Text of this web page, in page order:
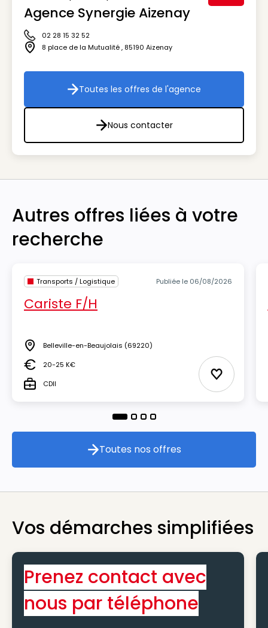
Agence Synergie Aizenay
Icône téléphone
02 28 15 32 52
Icône adresse
8 place de la Mutualité, 85190 Aizenay
Toutes les offres de l'agence
Toutes les offres de l'agence
Nous contacter
Nous contacter
Autres offres liées à votre
recherche
Transports / Logistique Publiée le 06/08/2026
Cariste F/H
Lieu Belleville-en-Beaujolais (69220)
Salaire20-25 K€
TypeCDII Ajouter
Toutes nos offres
Toutes nos offres
Vos démarches simplifiées
Prenez contact avec
nous par téléphone